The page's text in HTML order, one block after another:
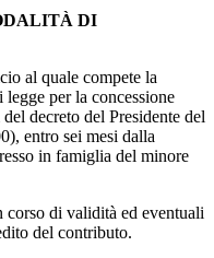
DI
al quale compete la
per la concessione
decreto del Presidente del
entro sei mesi dalla
in famiglia del minore
corso di validità ed eventuali
del contributo.